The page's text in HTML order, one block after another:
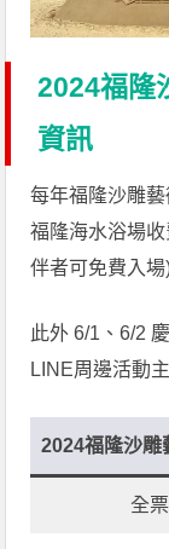
2024福隆
資訊
每年福隆沙雕
福隆海水浴場
伴者可免費入場
此外 6/1、6/2
LINE周邊活動
2024福隆沙雕
全票